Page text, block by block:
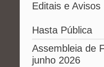
Editais e Avisos
Hasta Pública
Assembleia de
junho 2026